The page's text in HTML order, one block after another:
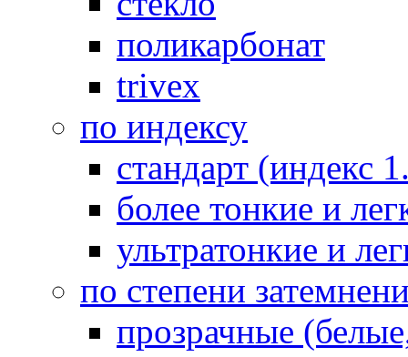
поликарбонат
trivex
по индексу
стандарт (индекс
более тонкие и
ультратонкие и
по степени
прозрачные